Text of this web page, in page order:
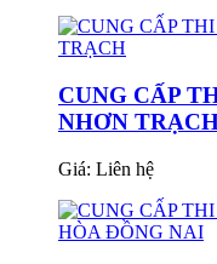
CUNG CẤP
NHƠN
Giá: Liên hệ